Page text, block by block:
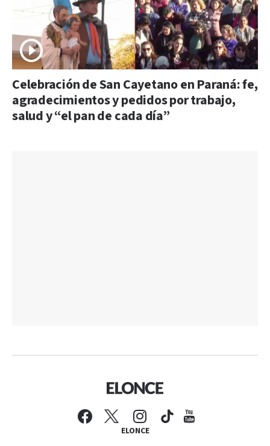
Celebración de San Cayetano en Paraná: fe,
agradecimientos y pedidos por trabajo,
salud y “el pan de cada día”
ELONCE